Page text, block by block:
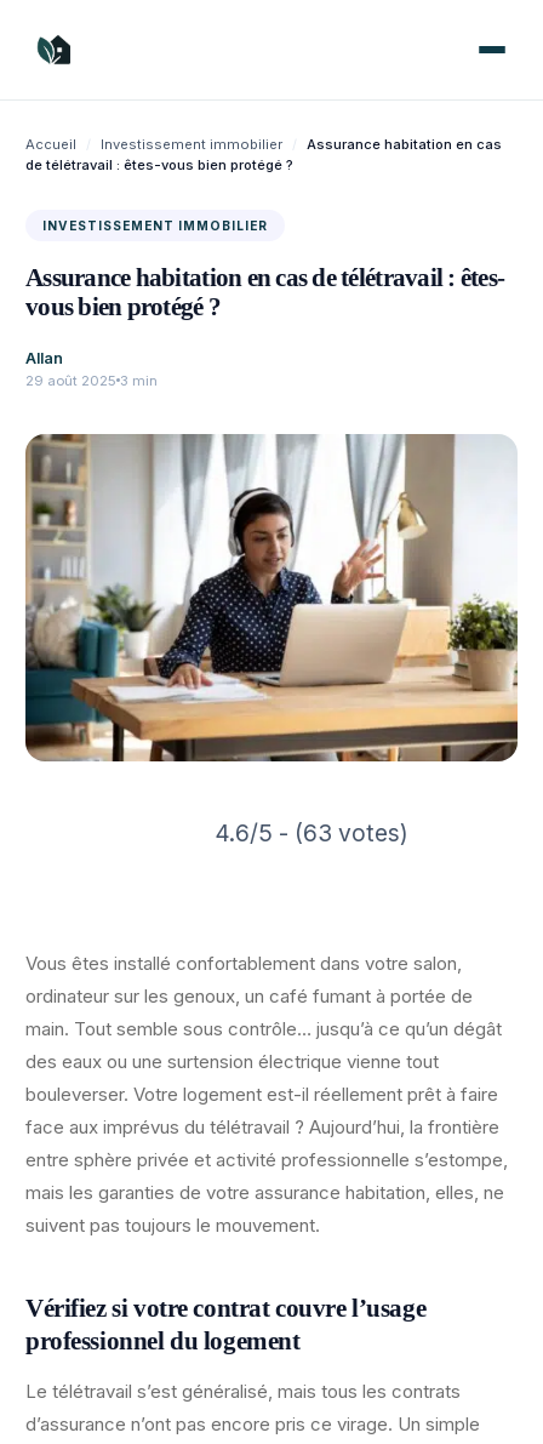
contenu
Accueil / Investissement immobilier /
Assurance habitation en cas
de télétravail : êtes-vous bien protégé ?
INVESTISSEMENT IMMOBILIER
Assurance habitation en cas de télétravail : êtes-
vous bien protégé ?
Allan
29 août 2025 3 min
4.6/5 - (63 votes)
Vous êtes installé confortablement dans votre salon,
ordinateur sur les genoux, un café fumant à portée de
main. Tout semble sous contrôle… jusqu’à ce qu’un dégât
des eaux ou une surtension électrique vienne tout
bouleverser. Votre logement est-il réellement prêt à faire
face aux imprévus du télétravail ? Aujourd’hui, la frontière
entre sphère privée et activité professionnelle s’estompe,
mais les garanties de votre assurance habitation, elles, ne
suivent pas toujours le mouvement.
Vérifiez si votre contrat couvre l’usage
professionnel du logement
Le télétravail s’est généralisé, mais tous les contrats
d’assurance n’ont pas encore pris ce virage. Un simple